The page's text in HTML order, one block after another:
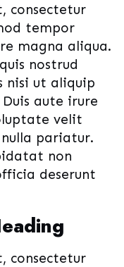
consectetur
tempor
magna aliqua.
nostrud
nisi ut aliquip
aute irure
velit
pariatur.
non
deserunt
consectetur